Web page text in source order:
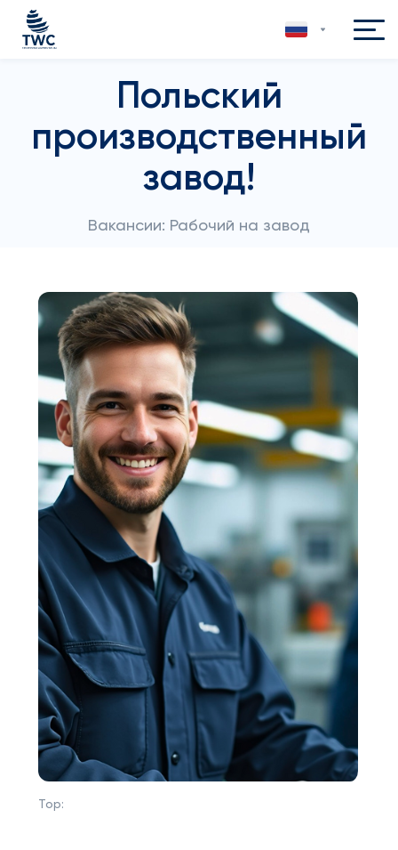
Польский
производственный
завод!
Вакансии: Рабочий на завод
Top: